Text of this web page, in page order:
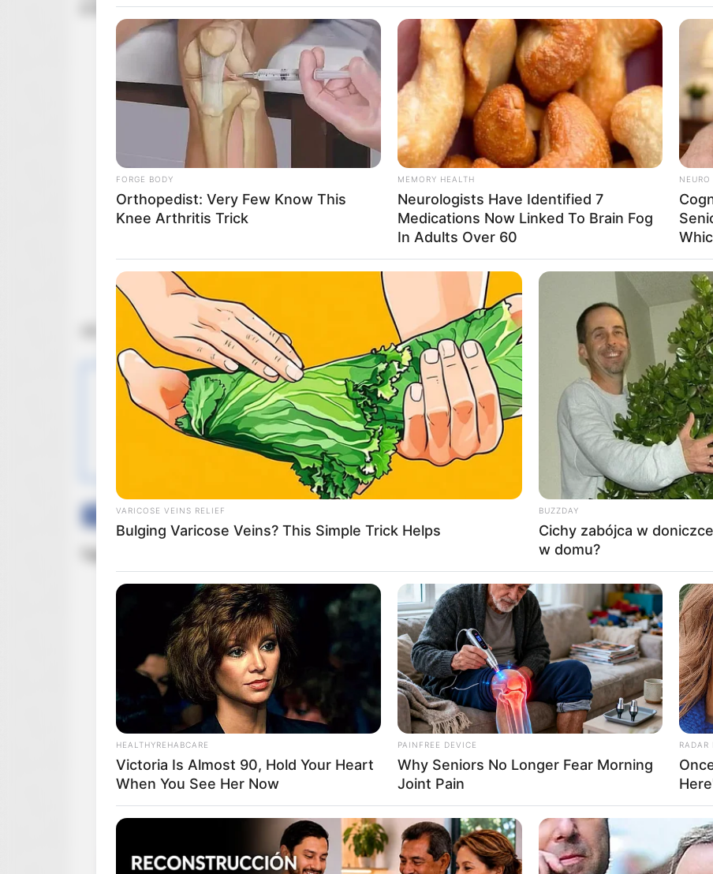
2: W Polu ogniaorazMłody renifer Alex.
zdj. Warner Bros.
OBSERWUJ NAS W GOOGLE NEWS, BY BYĆ NA BIEŻĄCO!
Facebook Twitter
Wywiad z wampirem
2
FORGE BODY
Orthopedist: Very Few Know This
Knee Arthritis Trick
MEMORY HEALTH
Neurologists Have Identified 7
Medications Now Linked To Brain Fog
In Adults Over 60
NEURO
VARICOSE VEINS RELIEF
Bulging Varicose Veins? This Simple Trick Helps
BUZZDAY
Cichy zabójca w
w domu?
HEALTHYREHABCARE
Victoria Is Almost 90, Hold Your Heart
When You See Her Now
PAINFREE DEVICE
Why Seniors No Longer Fear Morning
Joint Pain
RADAR